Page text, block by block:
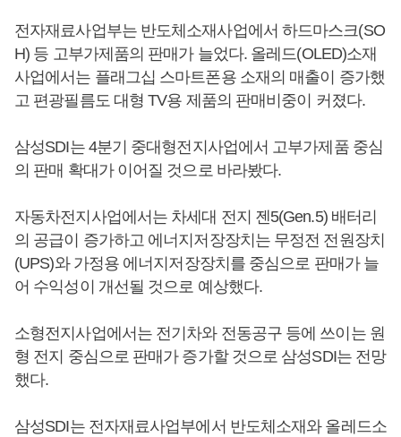
전자재료사업부는 반도체소재사업에서 하드마스크(SO
H) 등 고부가제품의 판매가 늘었다. 올레드(OLED)소재
사업에서는 플래그십 스마트폰용 소재의 매출이 증가했
고 편광필름도 대형 TV용 제품의 판매비중이 커졌다.
삼성SDI는 4분기 중대형전지사업에서 고부가제품 중심
의 판매 확대가 이어질 것으로 바라봤다.
자동차전지사업에서는 차세대 전지 젠5(Gen.5) 배터리
의 공급이 증가하고 에너지저장장치는 무정전 전원장치
(UPS)와 가정용 에너지저장장치를 중심으로 판매가 늘
어 수익성이 개선될 것으로 예상했다.
소형전지사업에서는 전기차와 전동공구 등에 쓰이는 원
형 전지 중심으로 판매가 증가할 것으로 삼성SDI는 전망
했다.
삼성SDI는 전자재료사업부에서 반도체소재와 올레드소